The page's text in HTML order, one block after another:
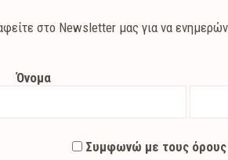
στο Newsletter μας για να
Όνομα
Συμφωνώ με τους